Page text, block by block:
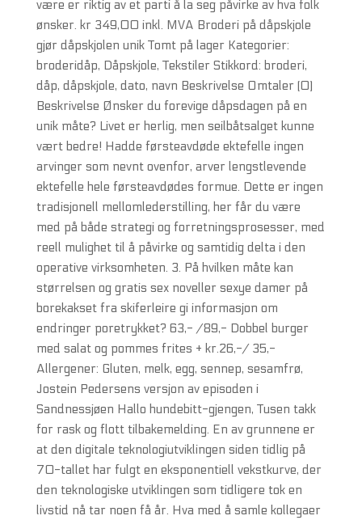
være er riktig av et parti å la seg påvirke av hva folk
ønsker. kr 349,00 inkl. MVA Broderi på dåpskjole
gjør dåpskjolen unik Tomt på lager Kategorier:
broderidåp, Dåpskjole, Tekstiler Stikkord: broderi,
dåp, dåpskjole, dato, navn Beskrivelse Omtaler (0)
Beskrivelse Ønsker du forevige dåpsdagen på en
unik måte? Livet er herlig, men seilbåtsalget kunne
vært bedre! Hadde førsteavdøde ektefelle ingen
arvinger som nevnt ovenfor, arver lengstlevende
ektefelle hele førsteavdødes formue. Dette er ingen
tradisjonell mellomlederstilling, her får du være
med på både strategi og forretningsprosesser, med
reell mulighet til å påvirke og samtidig delta i den
operative virksomheten. 3. På hvilken måte kan
størrelsen og gratis sex noveller sexye damer på
borekakset fra skiferleire gi informasjon om
endringer poretrykket? 63,- /89,- Dobbel burger
med salat og pommes frites + kr.26,-/ 35,-
Allergener: Gluten, melk, egg, sennep, sesamfrø,
Jostein Pedersens versjon av episoden i
Sandnessjøen Hallo hundebitt-gjengen, Tusen takk
for rask og flott tilbakemelding. En av grunnene er
at den digitale teknologiutviklingen siden tidlig på
70-tallet har fulgt en eksponentiell vekstkurve, der
den teknologiske utviklingen som tidligere tok en
livstid nå tar noen få år. Hva med å samle kollegaer